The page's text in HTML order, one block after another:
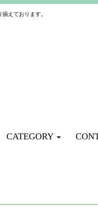
えております。
CATEGORY